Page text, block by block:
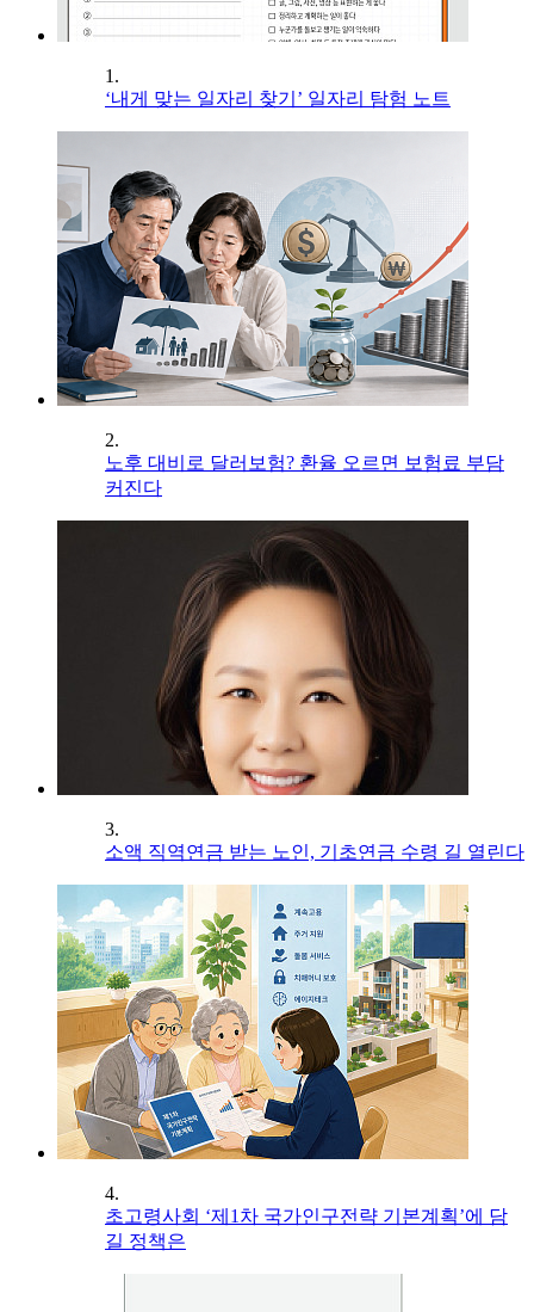
1.
‘내게 맞는 일자리 찾기’ 일자리 탐험 노트
2.
노후 대비로 달러보험? 환율 오르면 보험료 부담
커진다
3.
소액 직역연금 받는 노인, 기초연금 수령 길 열린다
4.
초고령사회 ‘제1차 국가인구전략 기본계획’에 담
길 정책은